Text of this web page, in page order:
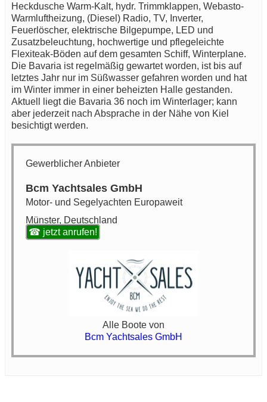
Heckdusche Warm-Kalt, hydr. Trimmklappen, Webasto-
Warmluftheizung, (Diesel) Radio, TV, Inverter,
Feuerlöscher, elektrische Bilgepumpe, LED und
Zusatzbeleuchtung, hochwertige und pflegeleichte
Flexiteak-Böden auf dem gesamten Schiff, Winterplane.
Die Bavaria ist regelmäßig gewartet worden, ist bis auf
letztes Jahr nur im Süßwasser gefahren worden und hat
im Winter immer in einer beheizten Halle gestanden.
Aktuell liegt die Bavaria 36 noch im Winterlager; kann
aber jederzeit nach Absprache in der Nähe von Kiel
besichtigt werden.
Gewerblicher Anbieter
Bcm Yachtsales GmbH
Motor- und Segelyachten Europaweit
Münster, Deutschland
☎ jetzt anrufen!
Alle Boote von
Bcm Yachtsales GmbH